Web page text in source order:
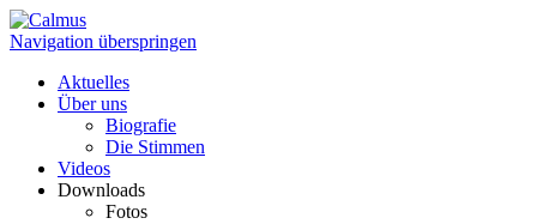
Navigation überspringen
Aktuelles
Über uns
Biografie
Die Stimmen
Videos
Downloads
Fotos